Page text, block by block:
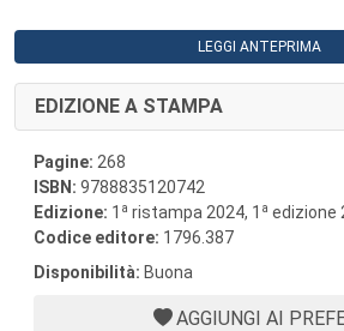
LEGGI ANTEPRIMA
EDIZIONE A STAMPA
Pagine: 268
ISBN: 9788835120742
Edizione: 1 a ristampa 2024, 1 a edizione
Codice editore: 1796.387
Disponibilità: Buona
AGGIUNGI AI